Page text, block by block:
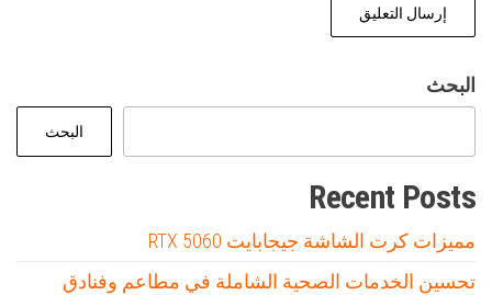
البحث
البحث
Recent Posts
مميزات كرت الشاشة جيجابايت RTX 5060
تحسين الخدمات الصحية الشاملة في مطاعم وفنادق